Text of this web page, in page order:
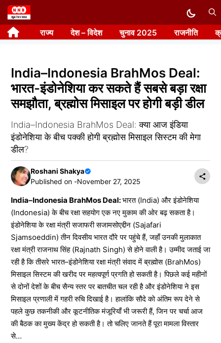
Skip
to
content राज्य देश – विदेश चुनाव 2025 राजनीति
India–Indonesia BrahMos Deal:
भारत-इंडोनेशिया कर सकते हैं सबसे बड़ा रक्षा
समझौता, ब्रह्मोस मिसाइल पर होगी बड़ी डील
India–Indonesia BrahMos Deal: क्या आज इंडिया
इंडोनेशिया के बीच पक्की होगी ब्रह्मोस मिसाइल सिस्टम की मेगा
डील?
Roshani Shakya
Published on -November 27, 2025
India–Indonesia BrahMos Deal:भारत (India) और इंडोनेशिया
(Indonesia) के बीच रक्षा सहयोग एक नए मुकाम की ओर बढ़ सकता है।
इंडोनेशिया के रक्षा मंत्री सजाफरी सजामसोएद्दीन (Sajafari
Sjamsoeddin) तीन दिवसीय भारत दौरे पर पहुंचे हैं, जहाँ उनकी मुलाकात
रक्षा मंत्री राजनाथ सिंह (Rajnath Singh) से होने वाली है। उम्मीद जताई जा
रही है कि तीसरे भारत–इंडोनेशिया रक्षा मंत्री संवाद में ब्रह्मोस (BrahMos)
मिसाइल सिस्टम की खरीद पर महत्वपूर्ण प्रगति हो सकती है। पिछले कई महीनों
से दोनों देशों के बीच सैन्य स्तर पर बातचीत चल रही है और इंडोनेशिया ने इस
मिसाइल प्रणाली में गहरी रुचि दिखाई है। हालांकि सौदे को अंतिम रूप देने से
पहले कुछ तकनीकी और कूटनीतिक मंजूरियाँ भी जरूरी हैं, जिन पर चर्चा आज
की बैठक का मुख्य केंद्र हो सकती है। तो चलिए जानते हैं पूरा मामला विस्तार
से…